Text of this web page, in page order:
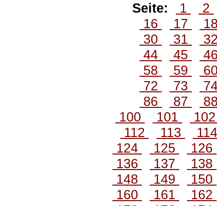
Seite: 1
2
16
17
30
31
44
45
58
59
72
73
86
87
100
101
112
113
124
125
126
136
137
138
148
149
150
160
161
162